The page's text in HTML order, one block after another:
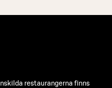
restaurangerna finns